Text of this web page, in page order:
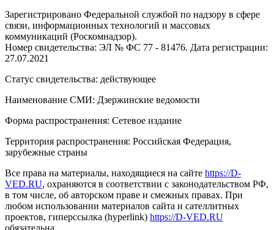
Зарегистрировано Федеральной службой по надзору в сфере
связи, информационных технологий и массовых
коммуникаций (Роскомнадзор).
Номер свидетельства: ЭЛ № ФС 77 - 81476. Дата регистрации:
27.07.2021
Статус свидетельства: действующее
Наименование СМИ: Дзержинские ведомости
Форма распространения: Сетевое издание
Территория распространения: Российская Федерация,
зарубежные страны
Все права на материалы, находящиеся на сайте https://D-
VED.RU, охраняются в соответствии с законодательством РФ,
в том числе, об авторском праве и смежных правах. При
любом использовании материалов сайта и сателлитных
проектов, гиперссылка (hyperlink) https://D-VED.RU